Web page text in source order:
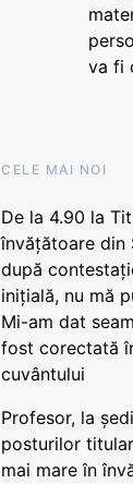
va fi
CELE MAI NOI
De la 4.90 la
învățătoare din
după
inițială, nu mă
Mi-am dat
fost corectată
cuvântului
Profesor, la
posturilor
mai mare în